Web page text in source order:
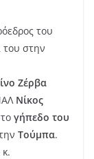
του
του στην
Ζέρβα
Νίκος
γήπεδο του
Τούμπα.